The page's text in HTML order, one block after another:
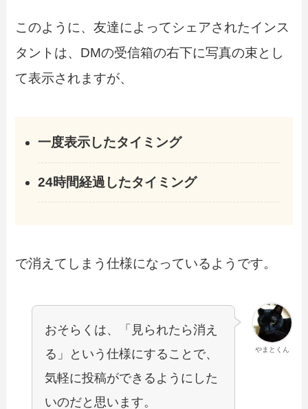
このように、友達によってシェアされたインス
タントは、DMの受信箱の右下に写真の束とし
て表示されますが、
一度表示したタイミング
24時間経過したタイミング
で消えてしまう仕様になっているようです。
やまとくん
おそらくは、「見られたら消え
る」という仕様にすることで、
気軽に投稿ができるようにした
いのだと思います。